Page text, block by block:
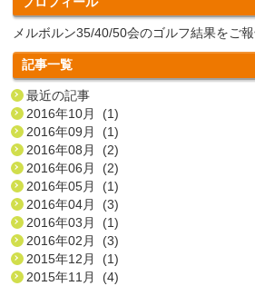
メルボルン35/40/50会のゴルフ結果をご報
記事一覧
最近の記事
2016年10月 (1)
2016年09月 (1)
2016年08月 (2)
2016年06月 (2)
2016年05月 (1)
2016年04月 (3)
2016年03月 (1)
2016年02月 (3)
2015年12月 (1)
2015年11月 (4)